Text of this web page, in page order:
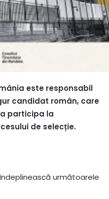
este responsabil
candidat român, care
participa la
de selecție.
următoarele